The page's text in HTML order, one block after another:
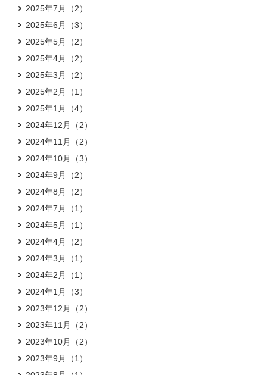
2025年7月（2）
2025年6月（3）
2025年5月（2）
2025年4月（2）
2025年3月（2）
2025年2月（1）
2025年1月（4）
2024年12月（2）
2024年11月（2）
2024年10月（3）
2024年9月（2）
2024年8月（2）
2024年7月（1）
2024年5月（1）
2024年4月（2）
2024年3月（1）
2024年2月（1）
2024年1月（3）
2023年12月（2）
2023年11月（2）
2023年10月（2）
2023年9月（1）